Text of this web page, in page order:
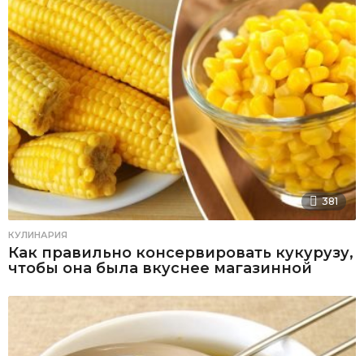
381
КУЛИНАРИЯ
Как правильно консервировать кукурузу,
чтобы она была вкуснее магазинной